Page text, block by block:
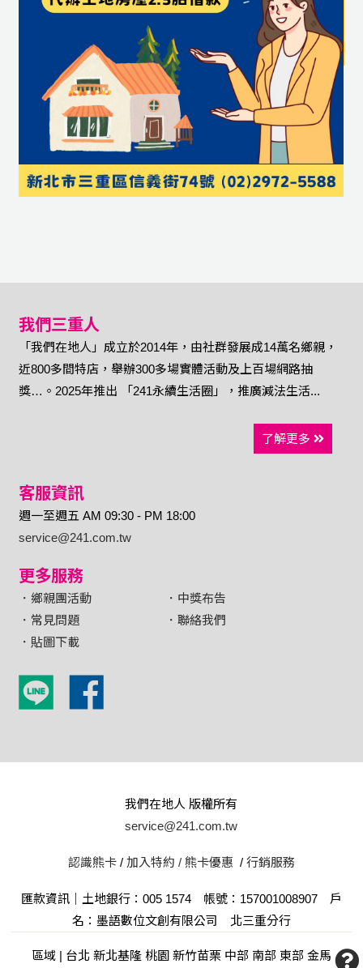
我們三重人
「我們在地人」成立於2014年，由社群發展成14萬名鄉親，
近800多間特店，舉辦300多場實體活動及上百場網路抽
獎…。2025年推出 「241永續生活圈」，推廣減法生活...
了解更多
客服資訊
週一至週五 AM 09:30 - PM 18:00
service@241.com.tw
更多服務
．鄉親團活動
．中獎布告
．常見問題
．聯絡我們
．貼圖下載
我們在地人 版權所有
service@241.com.tw
認識熊卡/ 加入特約 /熊卡優惠 / 行銷服務
匯款資訊｜土地銀行：005 1574 帳號：157001008907 戶
名：墨語數位文創有限公司 北三重分行
區域 | 台北 新北基隆 桃園 新竹苗栗 中部 南部 東部 金馬